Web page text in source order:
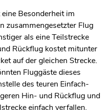
Besonderheit im
zusammengesetzter Flug
als eine Teilstrecke
Rückflug kostet mitunter
auf der gleichen Strecke.
Fluggäste dieses
des teuren Einfach-
Hin- und Rückflug und
einfach verfallen.